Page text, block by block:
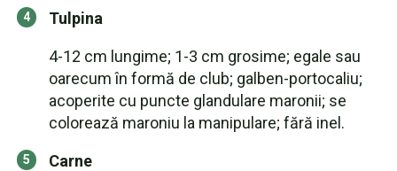
Tulpina
4-12 cm lungime; 1-3 cm grosime; egale sau
oarecum în formă de club; galben-portocaliu;
acoperite cu puncte glandulare maronii; se
colorează maroniu la manipulare; fără inel.
Carne